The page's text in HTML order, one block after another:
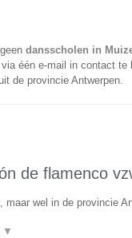
dansscholen in
één e-mail in contact te
de provincie Antwerpen.
de flamenco
wel in de provincie
▼